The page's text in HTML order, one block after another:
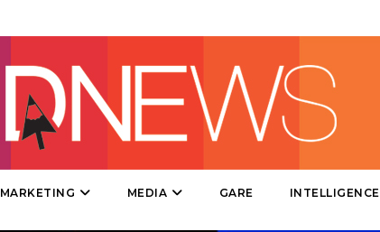
DATI
MARKETING MEDIA GARE INTELLIGENCE